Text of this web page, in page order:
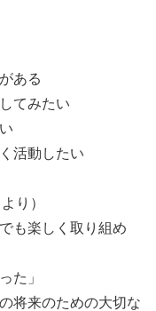
ある
てみたい
活動したい
り）
も楽しく取り組め
た」
将来のための大切な